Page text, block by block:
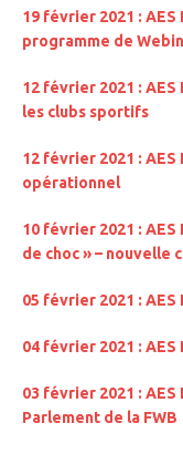
19 février 2021 :
programme de
12 février 2021 :
les clubs sportifs
12 février 2021 :
opérationnel
10 février 2021 :
de choc » – nouvelle
05 février 2021 :
04 février 2021 :
03 février 2021 :
Parlement de la FWB